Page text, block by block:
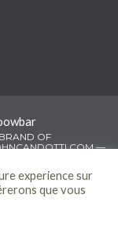
OF
—
experience sur
que vous